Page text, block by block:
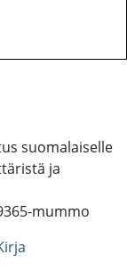
suomalaiselle
ja
mummo